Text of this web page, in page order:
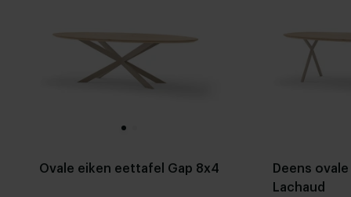
Ovale eiken eettafel Gap 8x4
Deens
Lachaud